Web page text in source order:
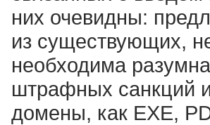
них очевидны:
из существующих,
необходима
штрафных санкций
домены, как EXE,